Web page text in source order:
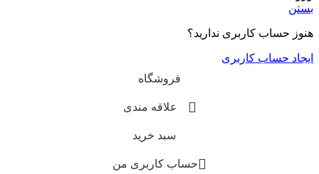
بستن
هنوز حساب کاربری ندارید؟
ایجاد حساب کاربری
فروشگاه
علاقه مندی
سبد خرید
حساب کاربری من